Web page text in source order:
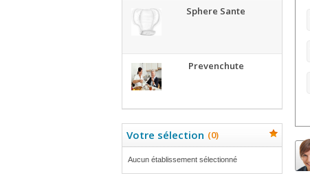
Sphere Sante
Prevenchute
Votre sélection (0)
Aucun établissement sélectionné